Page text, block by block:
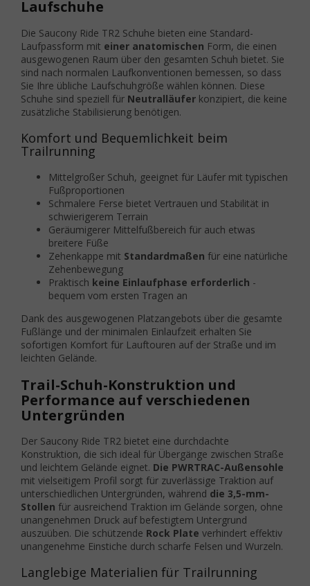
Laufschuhe
Die Saucony Ride TR2 Schuhe bieten eine Standard-
Laufpassform mit einer anatomischen Form, die einen
ausgewogenen Raum über den gesamten Schuh bietet. Sie
sind nach normalen Laufkonventionen bemessen, so dass
Sie Ihre übliche Laufschuhgröße wählen können. Diese
Schuhe sind speziell für Neutralläufer konzipiert, die keine
zusätzliche Stabilisierung benötigen.
Komfort und Bequemlichkeit beim
Trailrunning
Mittelgroßer Schuh, geeignet für Läufer mit typischen
Fußproportionen
Schmalere Ferse bietet Vertrauen und Stabilität in
schwierigerem Terrain
Geräumigerer Mittelfußbereich für auch etwas
breitere Füße
Zehenkappe mit Standardmaßen für eine natürliche
Zehenbewegung
Praktisch keine Einlaufphase erforderlich -
bequem vom ersten Tragen an
Dank des ausgewogenen Platzangebots über die gesamte
Fußlänge und der minimalen Einlaufzeit erhalten Sie
sofortigen Komfort für Lauftouren auf der Straße und im
leichten Gelände.
Trail-Schuh-Konstruktion und
Performance auf verschiedenen
Untergründen
Der Saucony Ride TR2 bietet eine durchdachte
Konstruktion, die sich ideal für Übergänge zwischen Straße
und leichtem Gelände eignet. Die PWRTRAC-Außensohle
mit vielseitigem Profil sorgt für zuverlässige Traktion auf
unterschiedlichen Untergründen, während die 3,5-mm-
Stollen für ausreichend Traktion im Gelände sorgen, ohne
unangenehmen Druck auf befestigtem Untergrund
auszuüben. Die schützende Rock Plate verhindert effektiv
unangenehme Einstiche durch scharfe Felsen und Wurzeln.
Langlebige Materialien für Trailrunning